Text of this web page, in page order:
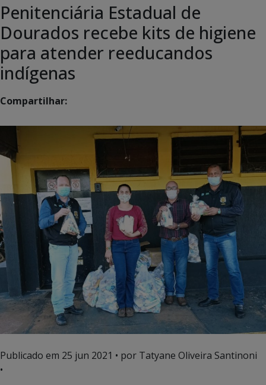
Penitenciária Estadual de
Dourados recebe kits de higiene
para atender reeducandos
indígenas
Compartilhar:
Publicado em 25 jun 2021 • por Tatyane Oliveira Santinoni
•